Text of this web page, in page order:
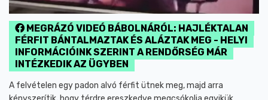
MEGRÁZÓ VIDEÓ BÁBOLNÁRÓL: HAJLÉKTALAN
FÉRFIT BÁNTALMAZTAK ÉS ALÁZTAK MEG - HELYI
INFORMÁCIÓINK SZERINT A RENDŐRSÉG MÁR
INTÉZKEDIK AZ ÜGYBEN
A felvételen egy padon alvó férfit ütnek meg, majd arra